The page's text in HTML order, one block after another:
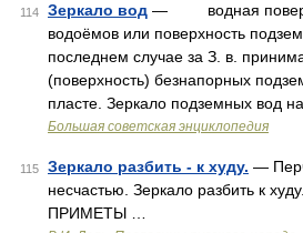
114 Зеркало вод — водная
водоёмов или поверхность
последнем случае за З. в.
(поверхность) безнапорных
пласте. Зеркало подземных вод
Большая советская энциклопедия
115 Зеркало разбить - к худу. —
несчастью. Зеркало разбить к
ПРИМЕТЫ …